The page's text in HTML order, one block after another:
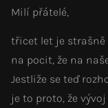
Milí přátelé,
třicet let je strašně
na pocit, že na
Jestliže se teď
je to proto, že